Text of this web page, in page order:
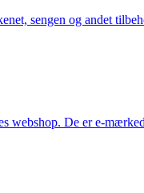
sengen og andet
De er e-